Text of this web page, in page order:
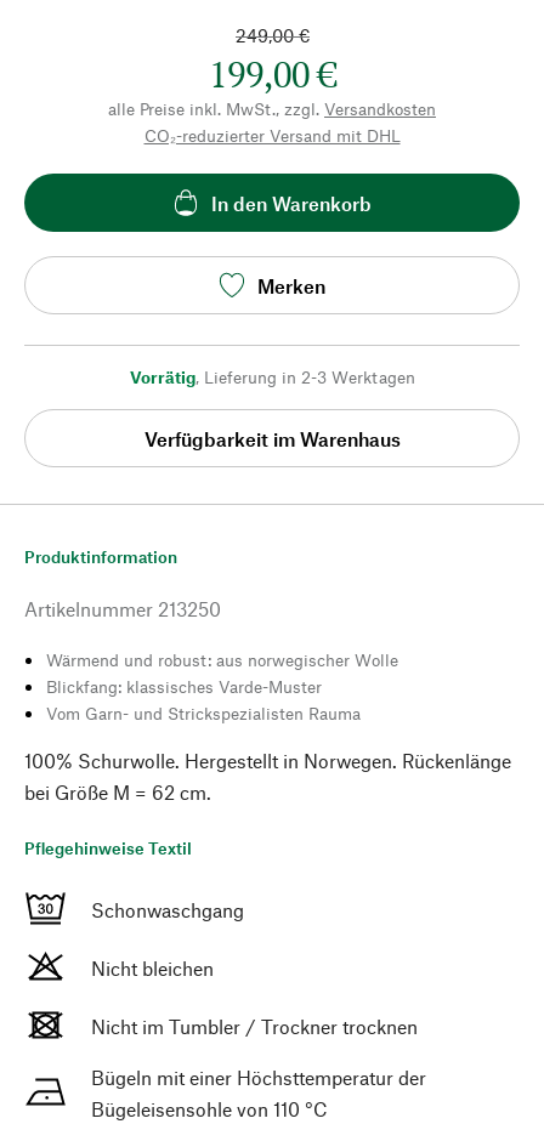
249,00 €
199,00 €
alle Preise inkl. MwSt., zzgl. Versandkosten
CO₂-reduzierter Versand mit DHL
In den Warenkorb
Merken
Vorrätig, Lieferung in 2-3 Werktagen
Verfügbarkeit im Warenhaus
Produktinformation
Artikelnummer 213250
Wärmend und robust: aus norwegischer Wolle
Blickfang: klassisches Varde-Muster
Vom Garn- und Strickspezialisten Rauma
100% Schurwolle. Hergestellt in Norwegen. Rückenlänge
bei Größe M = 62 cm.
Pflegehinweise Textil
Schonwaschgang
Nicht bleichen
Nicht im Tumbler / Trockner trocknen
Bügeln mit einer Höchsttemperatur der
Bügeleisensohle von 110 °C